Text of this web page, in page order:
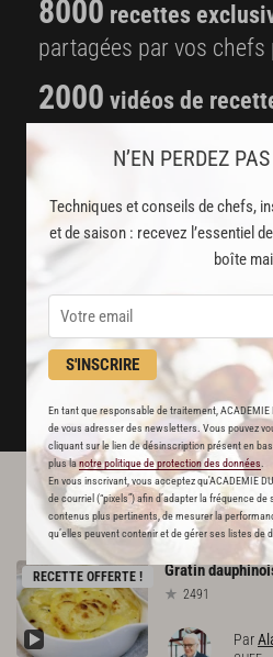
N’EN PERDEZ
Techniques et conseils de chefs,
et de saison : recevez l’essentiel
boîte
S'INSCRIRE
En tant que responsable de traitement,
de vous adresser des newsletters. Vous pouvez
cliquant sur le lien de désinscription présent en
plus lanotre politique de protection des données
En vous inscrivant, vous acceptez qu'ACADEMIE
de courriel (“pixels”) afin d’adapter la fréquence
contenus plus pertinents, de mesurer la
qu’elles peuvent contenir et de gérer ses listes de
8000 recettes
partagées par vos chefs
2000 vidéos de
disponibles chaque
Stop pub
un service garanti sans
JE
DÉJÀ ABONNÉ(E) ?
L'ACADÉMIE DU
RECETTE OFFERTE ! Gratin
2491
Par